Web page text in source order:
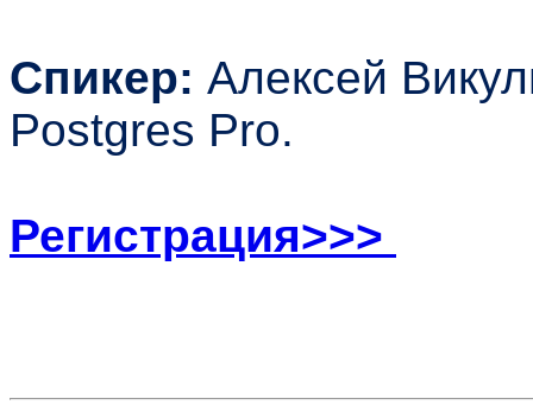
Спикер: Алексей
Postgres Pro.
Регистрация>>>